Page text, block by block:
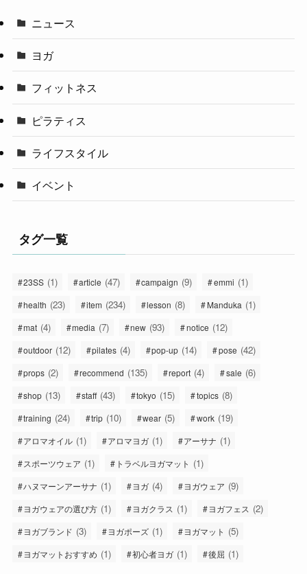
ニュース
ヨガ
フィットネス
ピラティス
ライフスタイル
イベント
タグ一覧
23SS (1) article (47) campaign (9) emmi (1)
health (23) item (234) lesson (8) Manduka (1)
mat (4) media (7) new (93) notice (12)
outdoor (12) pilates (4) pop-up (14) pose (42)
props (2) recommend (135) report (4) sale (6)
shop (13) staff (43) tokyo (15) topics (8)
training (24) trip (10) wear (5) work (19)
アロマオイル (1) アロマヨガ (1) アーサナ (1)
スポーツウェア (1) トラベルヨガマット (1)
ハヌマーンアーサナ (1) ヨガ (4) ヨガウェア (9)
ヨガウェアの選び方 (1) ヨガクラス (1) ヨガフェス (2)
ヨガブランド (3) ヨガポーズ (1) ヨガマット (5)
ヨガマットおすすめ (1) 初心者ヨガ (1) 後屈 (1)